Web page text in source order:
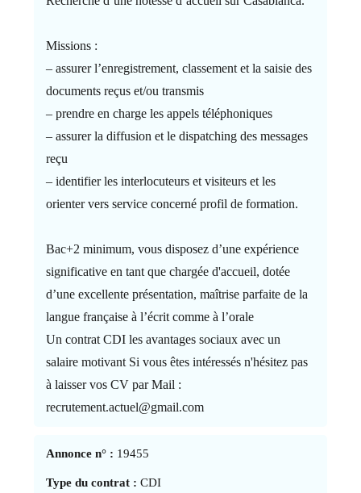
Missions :
– assurer l’enregistrement, classement et la saisie des
documents reçus et/ou transmis
– prendre en charge les appels téléphoniques
– assurer la diffusion et le dispatching des messages
reçu
– identifier les interlocuteurs et visiteurs et les
orienter vers service concerné profil de formation.
Bac+2 minimum, vous disposez d’une expérience
significative en tant que chargée d'accueil, dotée
d’une excellente présentation, maîtrise parfaite de la
langue française à l’écrit comme à l’orale
Un contrat CDI les avantages sociaux avec un
salaire motivant Si vous êtes intéressés n'hésitez pas
à laisser vos CV par Mail :
recrutement.actuel@gmail.com
Annonce n° : 19455
Type du contrat : CDI